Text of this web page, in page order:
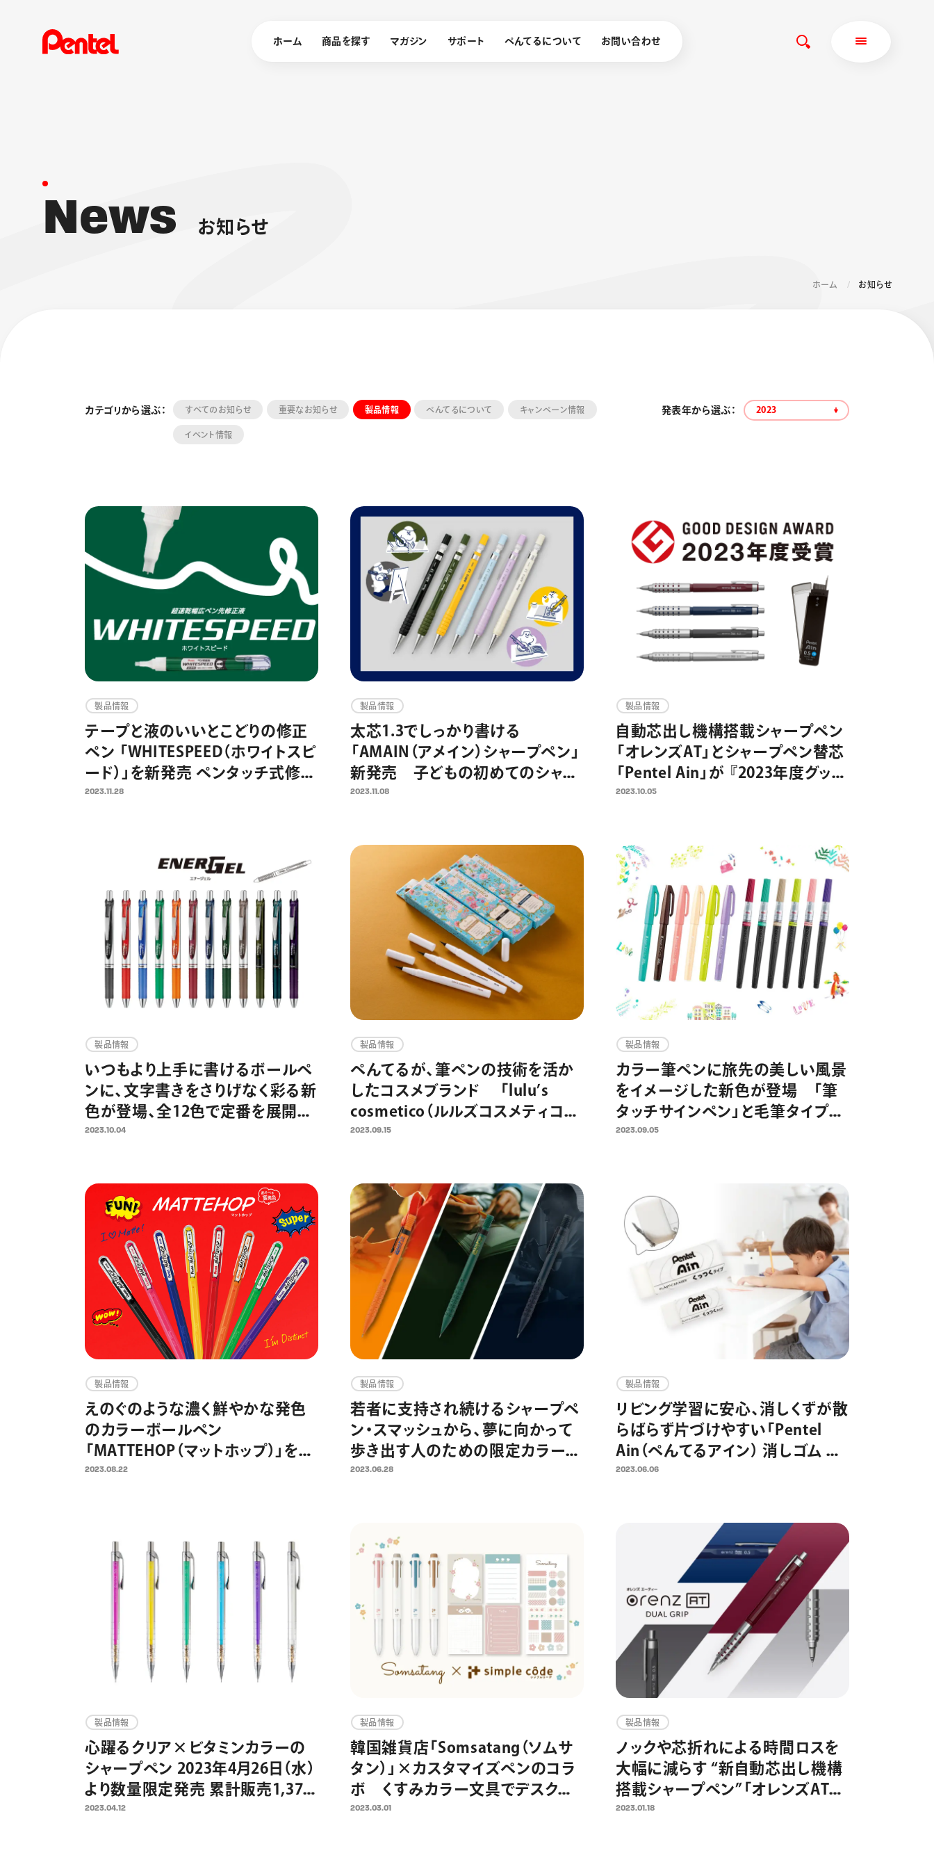
ホーム 商品を探す マガジン サポート ぺんてるについて お問い合わせ
エナージェル
シャープペン
消し具
News お知 らせ
ホーム お知らせ
カテゴリから選ぶ： すべてのお知らせ 重要なお知らせ 製品情報 ぺんてるについて キャンペーン情報
イベント情報
発表年から選ぶ： 2023
製品情報
テープと液のいいとこどりの修正
ペン 「WHITESPEED（ホワイトスピ
ード）」を新発売 ペンタッチ式修正
液の発売40周年を機に
2023.11.28
製品情報
太芯1.3でしっかり書ける
「AMAIN（アメイン）シャープペン」
新発売 子どもの初めてのシャー
プペンから、大人のアート＆クラフ
2023.11.08
製品情報
自動芯出し機構搭載シャープペン
「オレンズAT」とシャープペン替芯
「Pentel Ain」が 『2023年度グッド
デザイン賞』を受賞
2023.10.05
製品情報
いつもより上手に書けるボールペ
ンに、文字書きをさりげなく彩る新
色が登場、全12色で定番を展開
全世界累計販売12億本超の速乾
2023.10.04
製品情報
ぺんてるが、筆ペンの技術を活か
したコスメブランド 「lulu’s
cosmetico（ルルズコスメティコ）」
第一弾のアイライナーを9/15（金）
開～
2023.09.15
製品情報
カラー筆ペンに旅先の美しい風景
をイメージした新色が登場 「筆
タッチサインペン」と毛筆タイプの
カラー筆ペン「アートブラッシュ」
2023.09.05
製品情報
えのぐのような濃く鮮やかな発色
のカラーボールペン
「MATTEHOP（マットホップ）」を新
発売 カラーペーパーや写真、マ
2023.08.22
製品情報
若者に支持され続けるシャープペ
ン・スマッシュから、夢に向かって
歩き出す人のための限定カラー発
売
2023.06.28
製品情報
リビング学習に安心、消しくずが散
らばらず片づけやすい「Pentel
Ain（ぺんてるアイン） 消しゴム く
っつくタイプ」新発売 シャープペ
2023.06.06
製品情報
心躍るクリア×ビタミンカラーの
シャープペン 2023年4月26日（水）
より数量限定発売 累計販売1,370
万本の折れないシャープペン「オ
2023.04.12
製品情報
韓国雑貨店「Somsatang（ソムサ
タン）」×カスタマイズペンのコラ
ボ くすみカラー文具でデスク周
りの淡色コーデを楽しめる限定セ
2023.03.01
製品情報
ノックや芯折れによる時間ロスを
大幅に減らす “新自動芯出し機構
搭載シャープペン”「オレンズAT」
発売
2023.01.18